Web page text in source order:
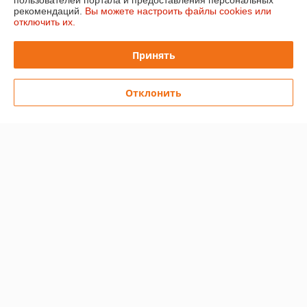
рекомендаций. Вы можете настроить файлы cookies или
отключить их.
Принять
Отклонить